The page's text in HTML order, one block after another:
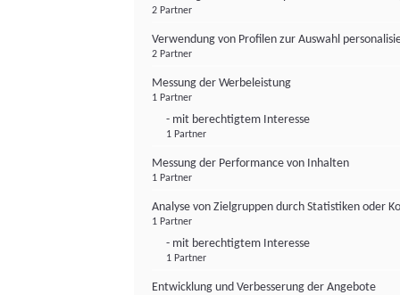
2 Partner
Verwendung von Profilen zur Auswahl
2 Partner
Messung der Werbeleistung
1 Partner
- mit berechtigtem Interesse
1 Partner
Messung der Performance von Inhalten
1 Partner
Analyse von Zielgruppen durch Statistiken oder
1 Partner
- mit berechtigtem Interesse
1 Partner
Entwicklung und Verbesserung der Angebote